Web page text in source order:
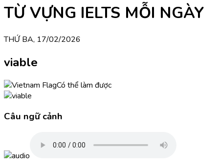
TỪ VỰNG IELTS MỖI NGÀY
THỨ BA, 17/02/2026
viable
Có thể làm được
Câu ngữ cảnh